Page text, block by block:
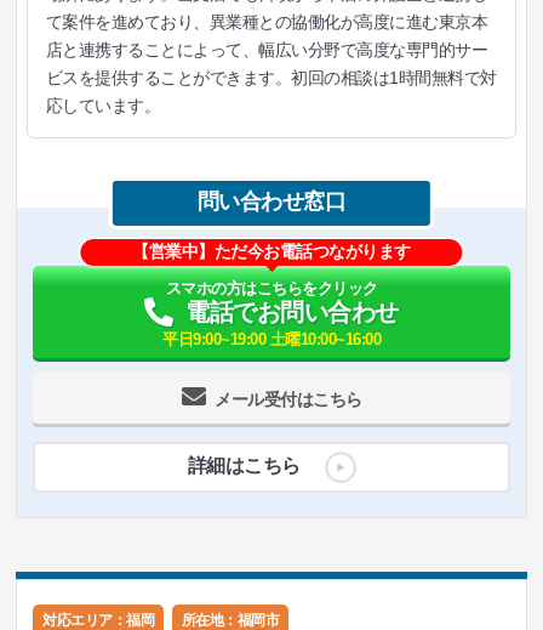
て案件を進めており、異業種との協働化が高度に進む東京本
店と連携することによって、幅広い分野で高度な専門的サー
ビスを提供することができます。初回の相談は1時間無料で対
応しています。
問い合わせ窓口
メール受付はこちら
【営業中】ただ今お電話つながります
スマホの方はこちらをクリック
電話でお問い合わせ
平日9:00~19:00 土曜10:00~16:00
詳細はこちら
対応エリア：福岡 所在地： 福岡市